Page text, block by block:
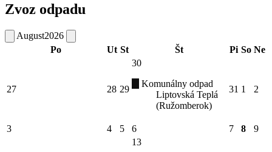
Zvoz odpadu
August2026
Po
Ut St Št Pi So Ne
27 28 29
30
Komunálny odpad
Liptovská Teplá
(Ružomberok)
31 1 2
3 4 5 6 7 8 9
13